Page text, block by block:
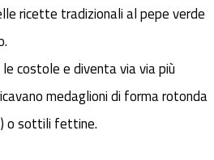
ricette tradizionali al pepe verde
costole e diventa via via più
medaglioni di forma rotonda
o sottili fettine.